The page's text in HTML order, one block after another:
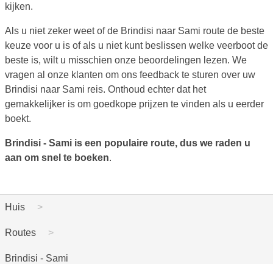
kijken.
Als u niet zeker weet of de Brindisi naar Sami route de beste
keuze voor u is of als u niet kunt beslissen welke veerboot de
beste is, wilt u misschien onze beoordelingen lezen. We
vragen al onze klanten om ons feedback te sturen over uw
Brindisi naar Sami reis. Onthoud echter dat het
gemakkelijker is om goedkope prijzen te vinden als u eerder
boekt.
Brindisi - Sami is een populaire route, dus we raden u
aan om snel te boeken.
Huis
Routes
Brindisi - Sami